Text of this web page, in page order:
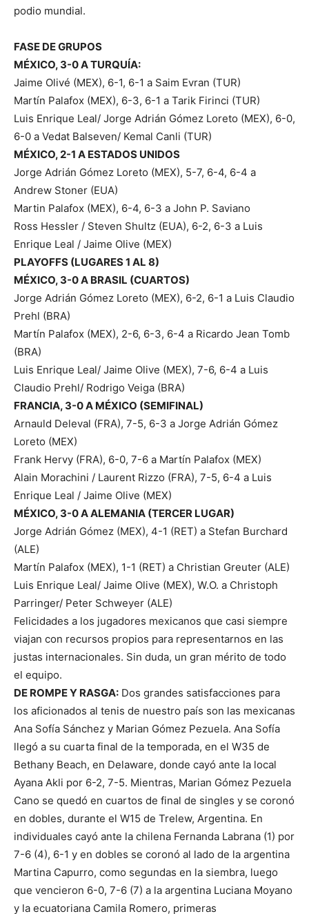
podio mundial.
FASE DE GRUPOS
MÉXICO, 3-0 A TURQUÍA:
Jaime Olivé (MEX), 6-1, 6-1 a Saim Evran (TUR)
Martín Palafox (MEX), 6-3, 6-1 a Tarik Firinci (TUR)
Luis Enrique Leal/ Jorge Adrián Gómez Loreto (MEX), 6-0,
6-0 a Vedat Balseven/ Kemal Canli (TUR)
MÉXICO, 2-1 A ESTADOS UNIDOS
Jorge Adrián Gómez Loreto (MEX), 5-7, 6-4, 6-4 a
Andrew Stoner (EUA)
Martin Palafox (MEX), 6-4, 6-3 a John P. Saviano
Ross Hessler / Steven Shultz (EUA), 6-2, 6-3 a Luis
Enrique Leal / Jaime Olive (MEX)
PLAYOFFS (LUGARES 1 AL 8)
MÉXICO, 3-0 A BRASIL (CUARTOS)
Jorge Adrián Gómez Loreto (MEX), 6-2, 6-1 a Luis Claudio
Prehl (BRA)
Martín Palafox (MEX), 2-6, 6-3, 6-4 a Ricardo Jean Tomb
(BRA)
Luis Enrique Leal/ Jaime Olive (MEX), 7-6, 6-4 a Luis
Claudio Prehl/ Rodrigo Veiga (BRA)
FRANCIA, 3-0 A MÉXICO (SEMIFINAL)
Arnauld Deleval (FRA), 7-5, 6-3 a Jorge Adrián Gómez
Loreto (MEX)
Frank Hervy (FRA), 6-0, 7-6 a Martín Palafox (MEX)
Alain Morachini / Laurent Rizzo (FRA), 7-5, 6-4 a Luis
Enrique Leal / Jaime Olive (MEX)
MÉXICO, 3-0 A ALEMANIA (TERCER LUGAR)
Jorge Adrián Gómez (MEX), 4-1 (RET) a Stefan Burchard
(ALE)
Martín Palafox (MEX), 1-1 (RET) a Christian Greuter (ALE)
Luis Enrique Leal/ Jaime Olive (MEX), W.O. a Christoph
Parringer/ Peter Schweyer (ALE)
Felicidades a los jugadores mexicanos que casi siempre
viajan con recursos propios para representarnos en las
justas internacionales. Sin duda, un gran mérito de todo
el equipo.
DE ROMPE Y RASGA: Dos grandes satisfacciones para
los aficionados al tenis de nuestro país son las mexicanas
Ana Sofía Sánchez y Marian Gómez Pezuela. Ana Sofía
llegó a su cuarta final de la temporada, en el W35 de
Bethany Beach, en Delaware, donde cayó ante la local
Ayana Akli por 6-2, 7-5. Mientras, Marian Gómez Pezuela
Cano se quedó en cuartos de final de singles y se coronó
en dobles, durante el W15 de Trelew, Argentina. En
individuales cayó ante la chilena Fernanda Labrana (1) por
7-6 (4), 6-1 y en dobles se coronó al lado de la argentina
Martina Capurro, como segundas en la siembra, luego
que vencieron 6-0, 7-6 (7) a la argentina Luciana Moyano
y la ecuatoriana Camila Romero, primeras